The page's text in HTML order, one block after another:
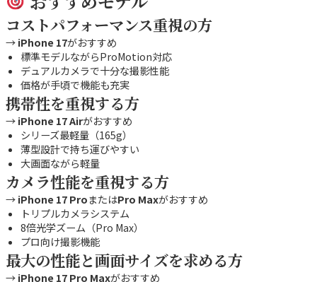
コストパフォーマンス重視の方
→ iPhone 17がおすすめ
標準モデルながらProMotion対応
デュアルカメラで十分な撮影性能
価格が手頃で機能も充実
携帯性を重視する方
→ iPhone 17 Airがおすすめ
シリーズ最軽量（165g）
薄型設計で持ち運びやすい
大画面ながら軽量
カメラ性能を重視する方
→ iPhone 17 ProまたはPro Maxがおすすめ
トリプルカメラシステム
8倍光学ズーム（Pro Max）
プロ向け撮影機能
最大の性能と画面サイズを求める方
→ iPhone 17 Pro Maxがおすすめ